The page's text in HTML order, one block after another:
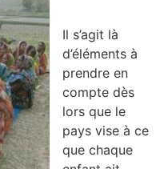
Il s’agit là
d’éléments à
prendre en
compte dès
lors que le
pays vise à ce
que chaque